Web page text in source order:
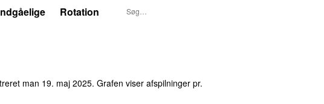
Rotation
man 19. maj 2025. Grafen viser afspilninger pr.